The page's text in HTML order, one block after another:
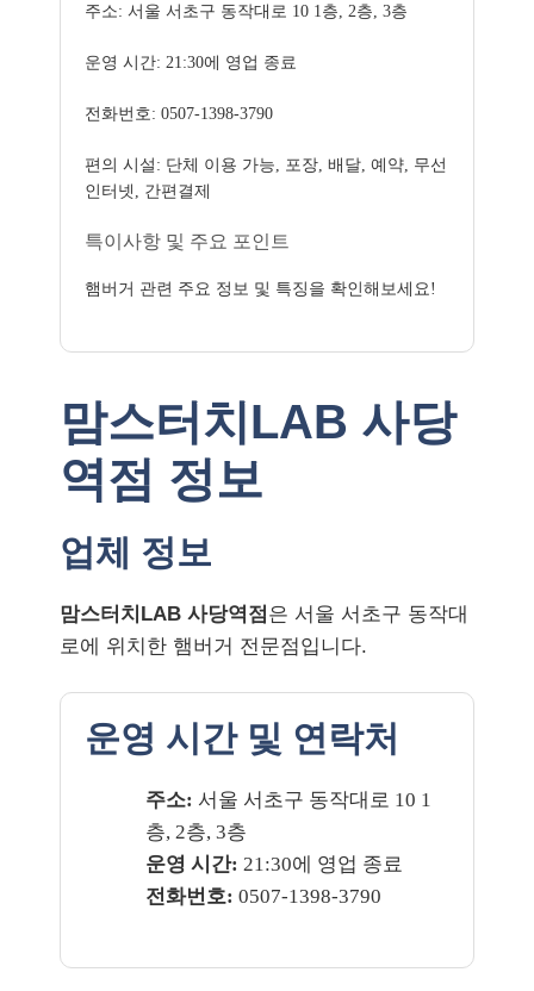
주소: 서울 서초구 동작대로 10 1층, 2층, 3층
운영 시간: 21:30에 영업 종료
전화번호: 0507-1398-3790
편의 시설: 단체 이용 가능, 포장, 배달, 예약, 무선
인터넷, 간편결제
특이사항 및 주요 포인트
햄버거 관련 주요 정보 및 특징을 확인해보세요!
맘스터치LAB 사당
역점 정보
업체 정보
맘스터치LAB 사당역점 은 서울 서초구 동작대
로에 위치한 햄버거 전문점입니다.
운영 시간 및 연락처
주소: 서울 서초구 동작대로 10 1
층, 2층, 3층
운영 시간: 21:30에 영업 종료
전화번호: 0507-1398-3790